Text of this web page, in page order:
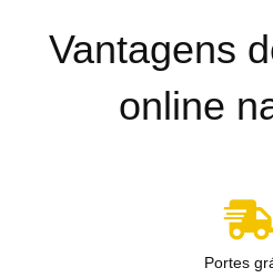
Vantagens
online
Portes